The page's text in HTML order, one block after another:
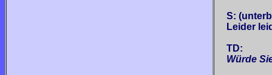
S:
Leider
TD:
Würde